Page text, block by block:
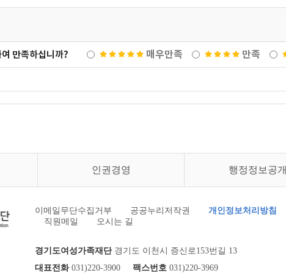
만족하십니까? 매우만족 만족
인권경영 행정정보공개
이메일무단수집거부 공공누리저작권
개인정보처리방침
직원메일
오시는 길
경기도여성가족재단경기도 이천시 증신로153번길 13
대표전화031)220-3900 팩스번호 031)220-3969